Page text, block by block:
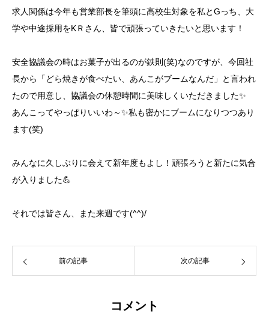
求人関係は今年も営業部長を筆頭に高校生対象を私とGっち、大
学や中途採用をKＲさん、皆で頑張っていきたいと思います！
安全協議会の時はお菓子が出るのが鉄則(笑)なのですが、今回社
長から「どら焼きが食べたい、あんこがブームなんだ」と言われ
たので用意し、協議会の休憩時間に美味しくいただきました✨
あんこってやっぱりいいわ～✨私も密かにブームになりつつあり
ます(笑)
みんなに久しぶりに会えて新年度もよし！頑張ろうと新たに気合
が入りました💪
それでは皆さん、また来週です(^^)/
前の記事 次の記事
コメント